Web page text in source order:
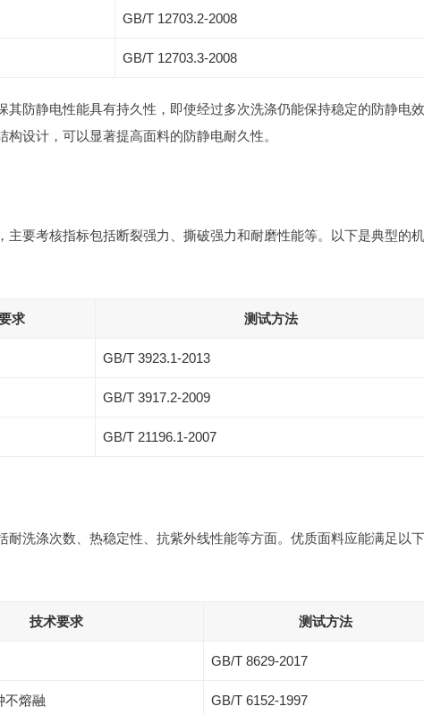
GB/T 12703.2-2008
GB/T 12703.3-2008
防静电性能具有持久性，即使经过多次洗涤仍能保持稳定的防静电效
设计，可以显著提高面料的防静电耐久性。
要考核指标包括断裂强力、撕破强力和耐磨性能等。以下是典型的
求 测试方法
GB/T 3923.1-2013
GB/T 3917.2-2009
GB/T 21196.1-2007
洗涤次数、热稳定性、抗紫外线性能等方面。优质面料应能满足以
技术要求 测试方法
GB/T 8629-2017
不熔融 GB/T 6152-1997